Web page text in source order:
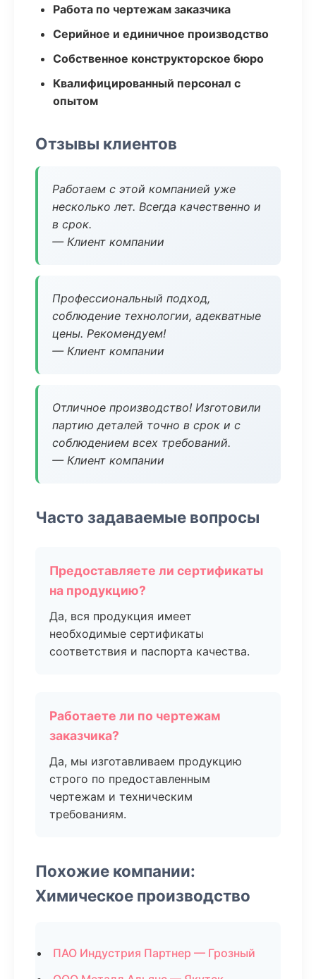
Работа по чертежам заказчика
Серийное и единичное производство
Собственное конструкторское бюро
Квалифицированный персонал с
опытом
Отзывы клиентов
Работаем с этой компанией уже
несколько лет. Всегда качественно и
в срок.
— Клиент компании
Профессиональный подход,
соблюдение технологии, адекватные
цены. Рекомендуем!
— Клиент компании
Отличное производство! Изготовили
партию деталей точно в срок и с
соблюдением всех требований.
— Клиент компании
Часто задаваемые вопросы
Предоставляете ли сертификаты
на продукцию?
Да, вся продукция имеет
необходимые сертификаты
соответствия и паспорта качества.
Работаете ли по чертежам
заказчика?
Да, мы изготавливаем продукцию
строго по предоставленным
чертежам и техническим
требованиям.
Похожие компании:
Химическое производство
ПАО Индустрия Партнер — Грозный